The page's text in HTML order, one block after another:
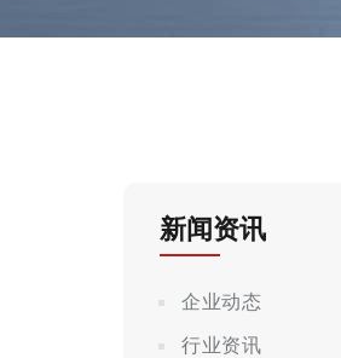
新闻资讯
企业动态
行业资讯